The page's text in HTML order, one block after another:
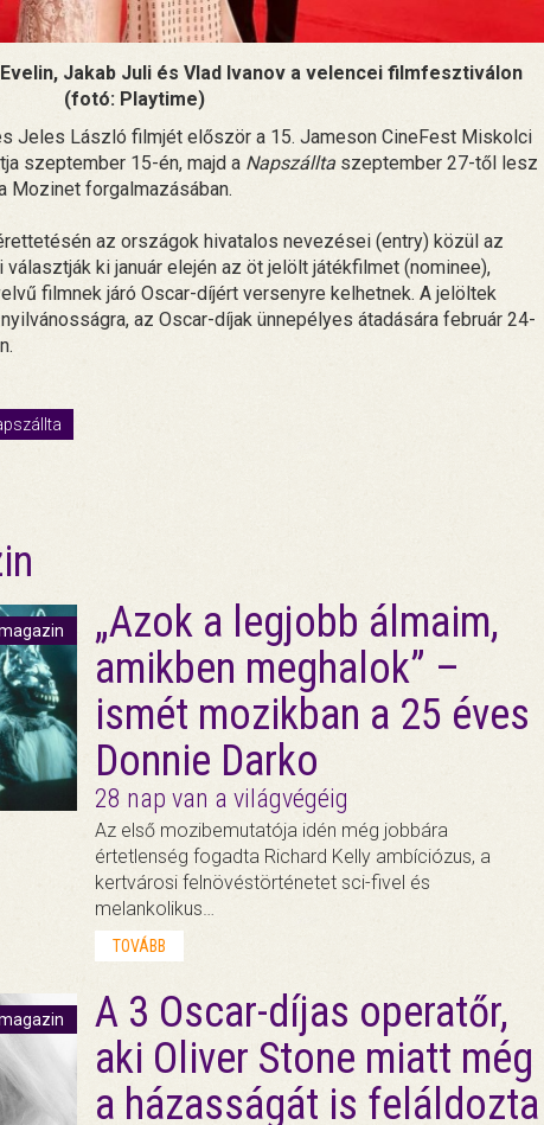
Jakab Juli és Vlad Ivanov a velencei filmfesztiválon
(fotó: Playtime)
Jeles László filmjét először a 15. Jameson CineFest Miskolci
szeptember 15-én, majd a Napszállta szeptember 27-től lesz
Mozinet forgalmazásában.
az országok hivatalos nevezései (entry) közül az
ki január elején az öt jelölt játékfilmet (nominee),
filmnek járó Oscar-díjért versenyre kelhetnek. A jelöltek
az Oscar-díjak ünnepélyes átadására február 24-
„Azok a legjobb álmaim,
amikben meghalok” –
ismét mozikban a 25 éves
Donnie Darko
28 nap van a világvégéig
Az első mozibemutatója idén még jobbára
értetlenség fogadta Richard Kelly ambíciózus, a
kertvárosi felnövéstörténetet sci-fivel és
melankolikus…
TOVÁBB
A 3 Oscar-díjas operatőr,
aki Oliver Stone miatt még
a házasságát is feláldozta